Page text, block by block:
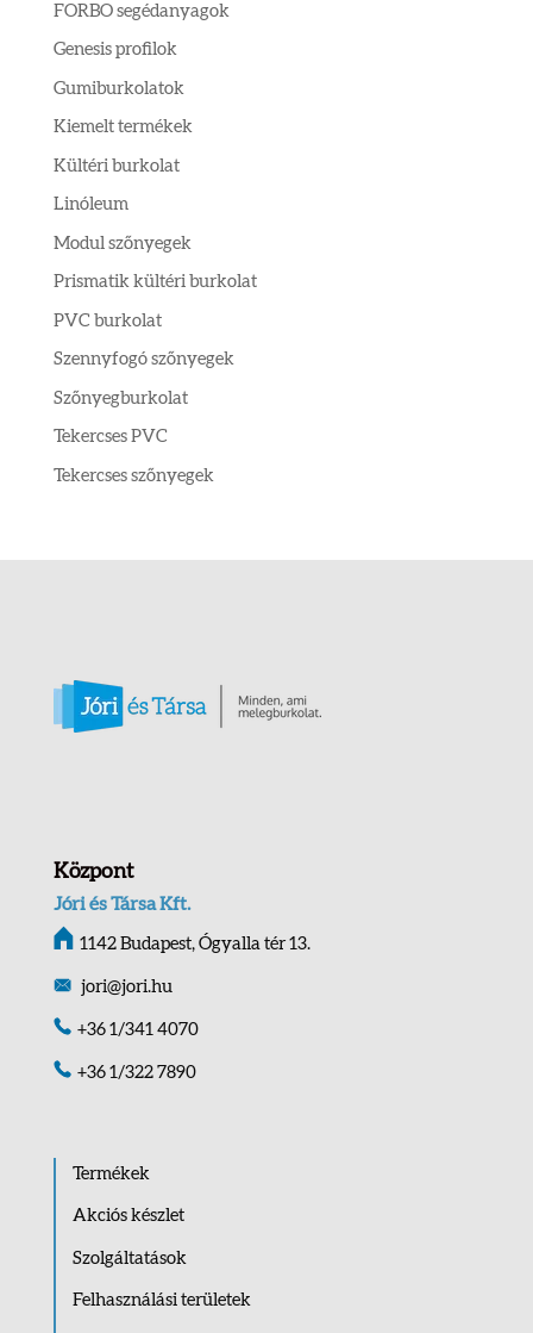
FORBO segédanyagok
Genesis profilok
Gumiburkolatok
Kiemelt termékek
Kültéri burkolat
Linóleum
Modul szőnyegek
Prismatik kültéri burkolat
PVC burkolat
Szennyfogó szőnyegek
Szőnyegburkolat
Tekercses PVC
Tekercses szőnyegek
Központ
Jóri és Társa Kft.
1142 Budapest, Ógyalla tér 13.
jori@jori.hu
+36 1/341 4070
+36 1/322 7890
Termékek
Akciós készlet
Szolgáltatások
Felhasználási területek